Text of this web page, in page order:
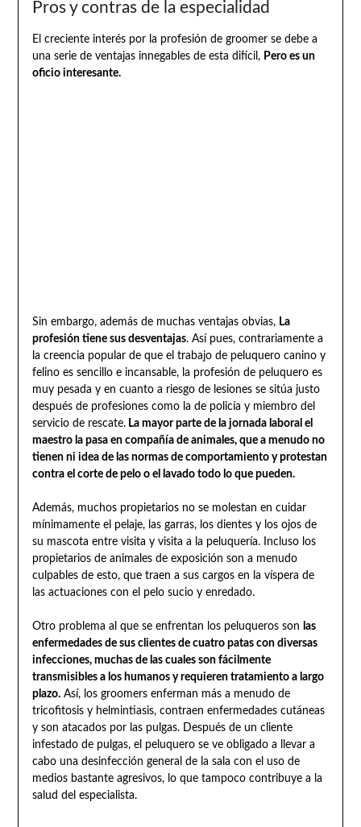
Pros y contras de la especialidad
El creciente interés por la profesión de groomer se debe a
una serie de ventajas innegables de esta difícil, Pero es un
oficio interesante.
Sin embargo, además de muchas ventajas obvias, La
profesión tiene sus desventajas. Así pues, contrariamente a
la creencia popular de que el trabajo de peluquero canino y
felino es sencillo e incansable, la profesión de peluquero es
muy pesada y en cuanto a riesgo de lesiones se sitúa justo
después de profesiones como la de policía y miembro del
servicio de rescate.La mayor parte de la jornada laboral el
maestro la pasa en compañía de animales, que a menudo no
tienen ni idea de las normas de comportamiento y protestan
contra el corte de pelo o el lavado todo lo que pueden.
Además, muchos propietarios no se molestan en cuidar
mínimamente el pelaje, las garras, los dientes y los ojos de
su mascota entre visita y visita a la peluquería. Incluso los
propietarios de animales de exposición son a menudo
culpables de esto, que traen a sus cargos en la víspera de
las actuaciones con el pelo sucio y enredado.
Otro problema al que se enfrentan los peluqueros son las
enfermedades de sus clientes de cuatro patas con diversas
infecciones, muchas de las cuales son fácilmente
transmisibles a los humanos y requieren tratamiento a largo
plazo.Así, los groomers enferman más a menudo de
tricofitosis y helmintiasis, contraen enfermedades cutáneas
y son atacados por las pulgas. Después de un cliente
infestado de pulgas, el peluquero se ve obligado a llevar a
cabo una desinfección general de la sala con el uso de
medios bastante agresivos, lo que tampoco contribuye a la
salud del especialista.